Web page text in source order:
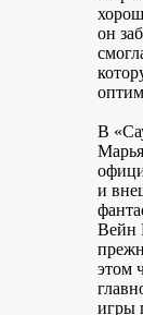
он
В
и
Вейн
этом
игры